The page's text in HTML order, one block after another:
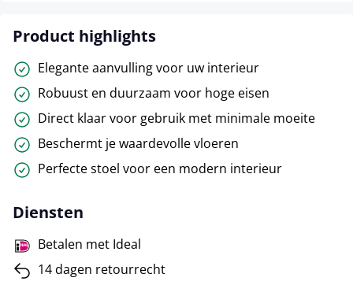
Product highlights
Elegante aanvulling voor uw interieur
Robuust en duurzaam voor hoge eisen
Direct klaar voor gebruik met minimale moeite
Beschermt je waardevolle vloeren
Perfecte stoel voor een modern interieur
Diensten
Betalen met Ideal
14 dagen retourrecht